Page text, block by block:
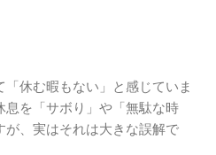
休む暇もない」と感じていま
を「サボり」や「無駄な時
が、実はそれは大きな誤解で